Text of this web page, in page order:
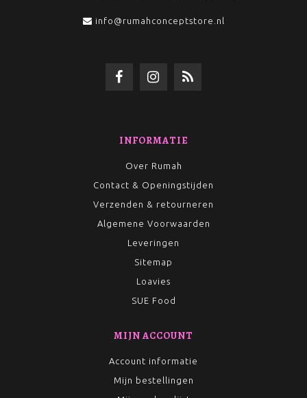
info@rumahconceptstore.nl
INFORMATIE
Over Rumah
Contact & Openingstijden
Verzenden & retourneren
Algemene Voorwaarden
Leveringen
Sitemap
Loavies
SUE Food
MIJN ACCOUNT
Account informatie
Mijn bestellingen